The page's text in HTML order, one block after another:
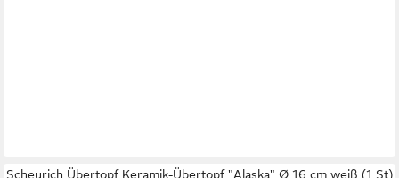
Scheurich Übertopf Keramik-Übertopf "Alaska" Ø 16 cm weiß (1 St)